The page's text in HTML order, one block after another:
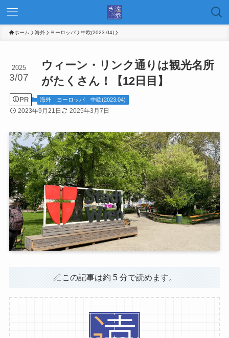
ホーム 海外 ヨーロッパ 中欧(2023.04)
ウィーン・リンク通りは観光名所
がたくさん！【12日目】
2025
3/07
PR 海外 ヨーロッパ 中欧(2023.04)
2023年9月21日 2025年3月7日
この記事は約 5 分で読めます。